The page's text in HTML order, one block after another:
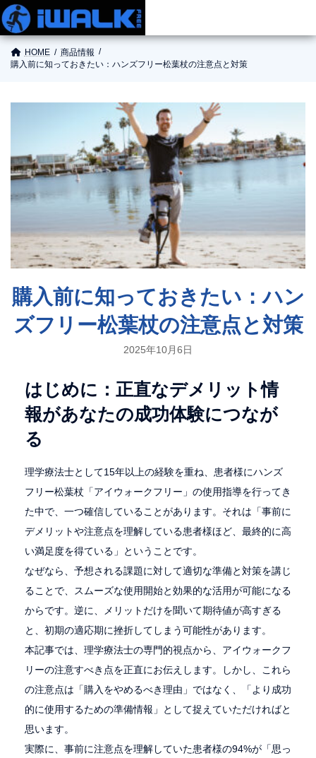
使い方
ご購入
お役立ち情報
お問い合わせ
HOME
商品情報
購入前に知っておきたい：ハンズフリー松葉杖の注意点と対策
購入前に知っておきたい：ハン
ズフリー松葉杖の注意点と対策
2025年10月6日
はじめに：正直なデメリット情
報があなたの成功体験につなが
る
理学療法士として15年以上の経験を重ね、患者様にハンズ
フリー松葉杖「アイウォークフリー」の使用指導を行ってき
た中で、一つ確信していることがあります。それは「事前に
デメリットや注意点を理解している患者様ほど、最終的に高
い満足度を得ている」ということです。
なぜなら、予想される課題に対して適切な準備と対策を講じ
ることで、スムーズな使用開始と効果的な活用が可能になる
からです。逆に、メリットだけを聞いて期待値が高すぎる
と、初期の適応期に挫折してしまう可能性があります。
本記事では、理学療法士の専門的視点から、アイウォークフ
リーの注意すべき点を正直にお伝えします。しかし、これら
の注意点は「購入をやめるべき理由」ではなく、「より成功
的に使用するための準備情報」として捉えていただければと
思います。
実際に、事前に注意点を理解していた患者様の94%が「思っ